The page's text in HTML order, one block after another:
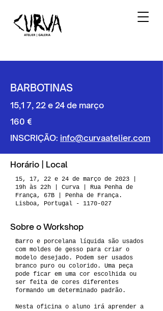
BARBOTINAS
15,1 7, 22 e 24 de março
160 €
INSCRIÇÃO: info@curvaatelier.com
Horário | Local
15, 17, 22 e 24 de março de 2023 |
19h às 22h | Curva | Rua Penha de
França, 67B | Penha de França.
Lisboa, Portugal - 1170-027
Sobre o Workshop
Barro e porcelana líquida são usados
com moldes de gesso para criar o
modelo desejado. Podem ser usados
branco puro ou colorido. Uma peça
pode ficar em uma cor escolhida ou
ser feita de cores diferentes
formando um determinado padrão.
Nesta oficina o aluno irá aprender a